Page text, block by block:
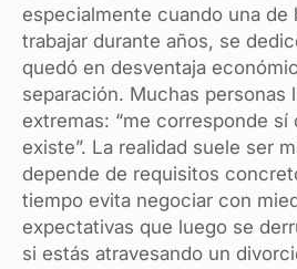
especialmente cuando una de
trabajar durante años, se
quedó en desventaja
separación. Muchas personas
extremas: “me corresponde sí
existe”. La realidad suele ser
depende de requisitos
tiempo evita negociar con
expectativas que luego se
si estás atravesando un